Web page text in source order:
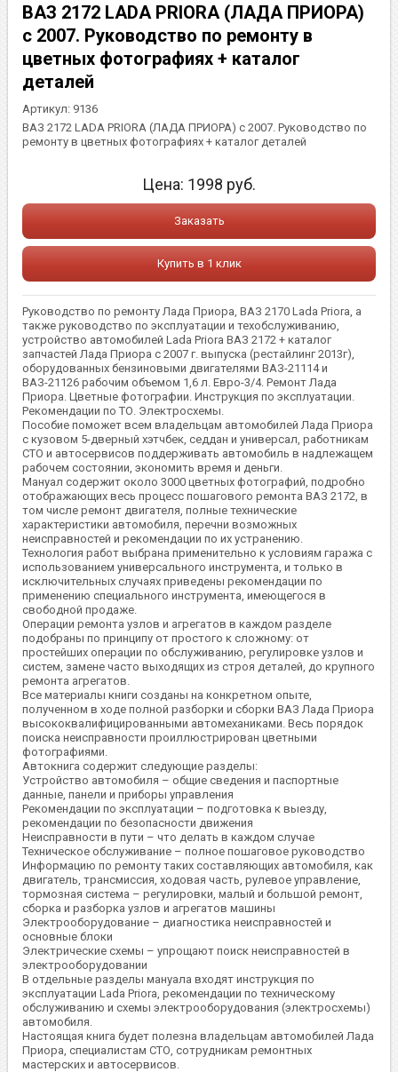
ВАЗ 2172 LADA PRIORA (ЛАДА ПРИОРА)
с 2007. Руководство по ремонту в
цветных фотографиях + каталог
деталей
Артикул: 9136
ВАЗ 2172 LADA PRIORA (ЛАДА ПРИОРА) с 2007. Руководство по
ремонту в цветных фотографиях + каталог деталей
Цена: 1998 руб.
Заказать
Купить в 1 клик
Руководство по ремонту Лада Приора, ВАЗ 2170 Lada Priora, а
также руководство по эксплуатации и техобслуживанию,
устройство автомобилей Lada Priora ВАЗ 2172 + каталог
запчастей Лада Приора с 2007 г. выпуска (рестайлинг 2013г),
оборудованных бензиновыми двигателями ВАЗ-21114 и
ВАЗ-21126 рабочим объемом 1,6 л. Евро-3/4. Ремонт Лада
Приора. Цветные фотографии. Инструкция по эксплуатации.
Рекомендации по ТО. Электросхемы.
Пособие поможет всем владельцам автомобилей Лада Приора
с кузовом 5-дверный хэтчбек, седдан и универсал, работникам
СТО и автосервисов поддерживать автомобиль в надлежащем
рабочем состоянии, экономить время и деньги.
Мануал содержит около 3000 цветных фотографий, подробно
отображающих весь процесс пошагового ремонта ВАЗ 2172, в
том числе ремонт двигателя, полные технические
характеристики автомобиля, перечни возможных
неисправностей и рекомендации по их устранению.
Технология работ выбрана применительно к условиям гаража с
использованием универсального инструмента, и только в
исключительных случаях приведены рекомендации по
применению специального инструмента, имеющегося в
свободной продаже.
Операции ремонта узлов и агрегатов в каждом разделе
подобраны по принципу от простого к сложному: от
простейших операции по обслуживанию, регулировке узлов и
систем, замене часто выходящих из строя деталей, до крупного
ремонта агрегатов.
Все материалы книги созданы на конкретном опыте,
полученном в ходе полной разборки и сборки ВАЗ Лада Приора
высококвалифицированными автомеханиками. Весь порядок
поиска неисправности проиллюстрирован цветными
фотографиями.
Автокнига содержит следующие разделы:
Устройство автомобиля – общие сведения и паспортные
данные, панели и приборы управления
Рекомендации по эксплуатации – подготовка к выезду,
рекомендации по безопасности движения
Неисправности в пути – что делать в каждом случае
Техническое обслуживание – полное пошаговое руководство
Информацию по ремонту таких составляющих автомобиля, как
двигатель, трансмиссия, ходовая часть, рулевое управление,
тормозная система – регулировки, малый и большой ремонт,
сборка и разборка узлов и агрегатов машины
Электрооборудование – диагностика неисправностей и
основные блоки
Электрические схемы – упрощают поиск неисправностей в
электрооборудовании
В отдельные разделы мануала входят инструкция по
эксплуатации Lada Priora, рекомендации по техническому
обслуживанию и схемы электрооборудования (электросхемы)
автомобиля.
Настоящая книга будет полезна владельцам автомобилей Лада
Приора, специалистам СТО, сотрудникам ремонтных
мастерских и автосервисов.